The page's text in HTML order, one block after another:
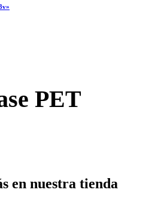
PET
en nuestra tienda